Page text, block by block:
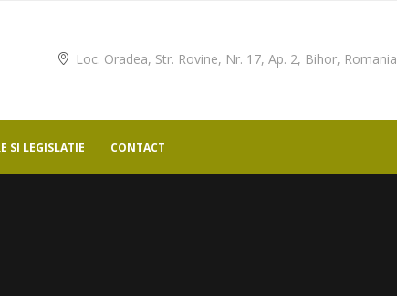
Loc. Oradea, Str. Rovine, Nr. 17, Ap. 2, Bihor, Romania
SI LEGISLATIE CONTACT